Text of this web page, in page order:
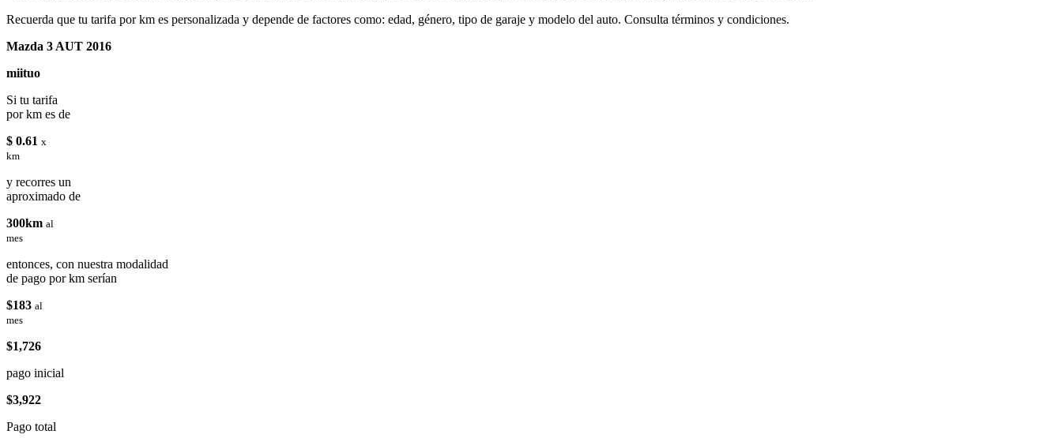
Recuerda que tu tarifa por km es personalizada y depende de factores como: edad, género, tipo de garaje y modelo del auto. Consulta términos y condiciones.
Mazda 3 AUT 2016
miituo
Si tu tarifa
por km es de
$ 0.61 x
km
y recorres un
aproximado de
300km al
mes
entonces, con nuestra modalidad
de pago por km serían
$183 al
mes
$1,726
pago inicial
$3,922
Pago total